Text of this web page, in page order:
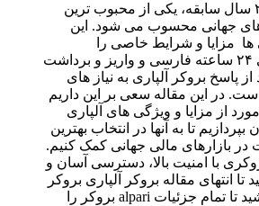
بروکر آلپاری با ۲۰ سال سابقه، یکی از محبوب ترین
های جهانی محسوب می شود. این
ها مزایا و شرایط خاصی را
داراست. پشتیبانی ۲۴ ساعته فارسی و واریز و برداشت
از پاسخ بروکر آلپاری به نیاز های
در این مقاله سعی بر این داریم
که به بررسی ۱۰ مورد از مزایا و ویژگی های آلپاری
بپردازیم تا به آنها در انتخاب بهترین
در بازارهای مالی جهانی کمک کنیم.
با امنیت بالا، دسترسی آسان و
انتهای مقاله بروکر آلپاری بروکر
آی آر همراه ما باشید تا تمام جزئیات alpari بروکر را